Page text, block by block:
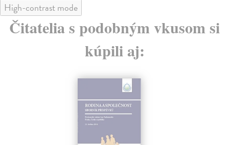
High-contrast mode
Čitatelia s podobným vkusom si
kúpili aj: